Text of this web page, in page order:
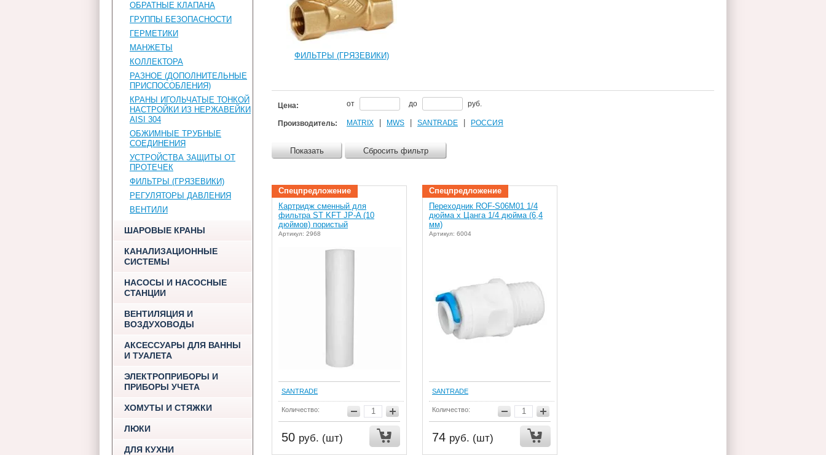
ОБРАТНЫЕ КЛАПАНА
ГРУППЫ БЕЗОПАСНОСТИ
ГЕРМЕТИКИ
МАНЖЕТЫ
КОЛЛЕКТОРА
РАЗНОЕ (ДОПОЛНИТЕЛЬНЫЕ
ПРИСПОСОБЛЕНИЯ)
КРАНЫ ИГОЛЬЧАТЫЕ ТОНКОЙ
НАСТРОЙКИ ИЗ НЕРЖАВЕЙКИ
AISI 304
ОБЖИМНЫЕ ТРУБНЫЕ
СОЕДИНЕНИЯ
УСТРОЙСТВА ЗАЩИТЫ ОТ
ПРОТЕЧЕК
ФИЛЬТРЫ (ГРЯЗЕВИКИ)
РЕГУЛЯТОРЫ ДАВЛЕНИЯ
ВЕНТИЛИ
ШАРОВЫЕ КРАНЫ
КАНАЛИЗАЦИОННЫЕ
СИСТЕМЫ
НАСОСЫ И НАСОСНЫЕ
СТАНЦИИ
ВЕНТИЛЯЦИЯ И
ВОЗДУХОВОДЫ
АКСЕССУАРЫ ДЛЯ ВАННЫ
И ТУАЛЕТА
ЭЛЕКТРОПРИБОРЫ И
ПРИБОРЫ УЧЕТА
ХОМУТЫ И СТЯЖКИ
ЛЮКИ
ДЛЯ КУХНИ
ФИЛЬТРЫ (ГРЯЗЕВИКИ)
Цена: от до руб.
Производитель: MATRIX MWS SANTRADE РОССИЯ
Показать Сбросить фильтр
Спецпредложение
Картридж сменный для
фильтра ST KFT JP-A (10
дюймов) пористый
Артикул: 2968
SANTRADE
Количество:
50 руб. (шт)
Спецпредложение
Переходник ROF-S06M01 1/4
дюйма х Цанга 1/4 дюйма (6,4
мм)
Артикул: 6004
SANTRADE
Количество:
74 руб. (шт)